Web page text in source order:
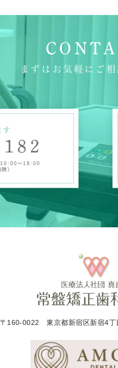
まずはお気軽にご
〒160-0022東京都新宿区新宿4